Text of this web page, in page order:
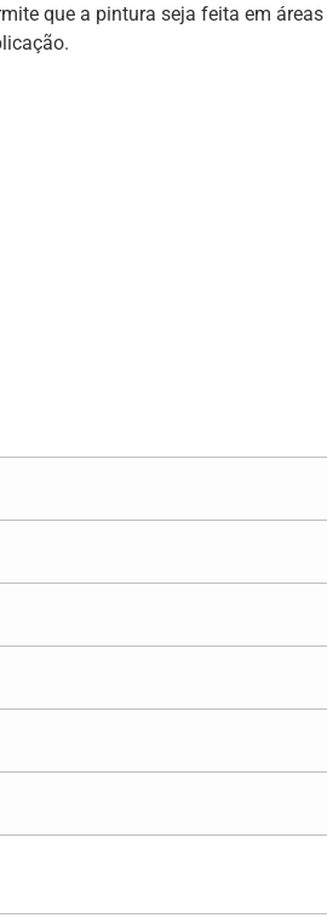
que a pintura seja feita em